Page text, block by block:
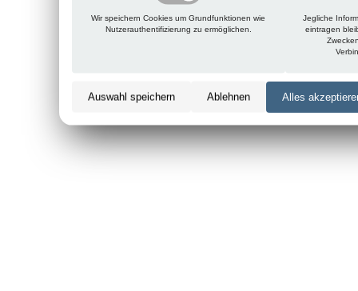
Wir speichern Cookies um Grundfunktionen wie
Nutzerauthentifizierung zu ermöglichen.
Jegliche
eintragen
Auswahl speichern Ablehnen Alles